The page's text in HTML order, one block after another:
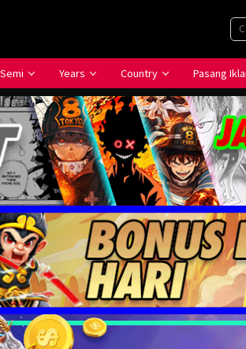
Semi Years Country Pasang